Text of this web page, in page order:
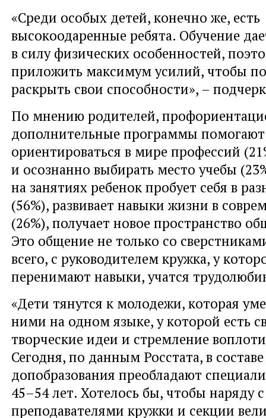
«Среди особых детей, конечно же, есть
высокоодаренные ребята. Обучение
в силу физических особенностей,
приложить максимум усилий, чтобы
раскрыть свои способности», –
По мнению родителей,
дополнительные программы
ориентироваться в мире профессий
и осознанно выбирать место учебы
на занятиях ребенок пробует себя в
(56%), развивает навыки жизни в
(26%), получает новое пространство
Это общение не только со
всего, с руководителем кружка, у
перенимают навыки, учатся
«Дети тянутся к молодежи, которая
ними на одном языке, у которой есть
творческие идеи и стремление
Сегодня, по данным Росстата, в
допобразования преобладают
45–54 лет. Хотелось бы, чтобы
преподавателями кружки и секции